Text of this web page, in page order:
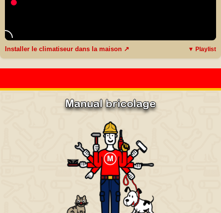
Installer le climatiseur dans la maison ↗ ▼ Playlist
Manual bricolage